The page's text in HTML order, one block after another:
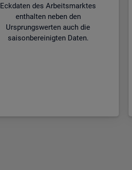
Eckdaten des Arbeitsmarktes
enthalten neben den
Ursprungswerten auch die
saisonbereinigten Daten.